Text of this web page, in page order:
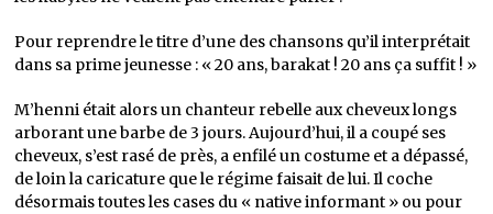
Pour reprendre le titre d’une des chansons qu’il interprétait
dans sa prime jeunesse : « 20 ans, barakat ! 20 ans ça suffit ! »
M’henni était alors un chanteur rebelle aux cheveux longs
arborant une barbe de 3 jours. Aujourd’hui, il a coupé ses
cheveux, s’est rasé de près, a enfilé un costume et a dépassé,
de loin la caricature que le régime faisait de lui. Il coche
désormais toutes les cases du « native informant » ou pour